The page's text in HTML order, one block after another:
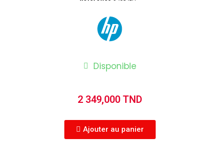
Disponible
2 349,000 TND
Ajouter au panier